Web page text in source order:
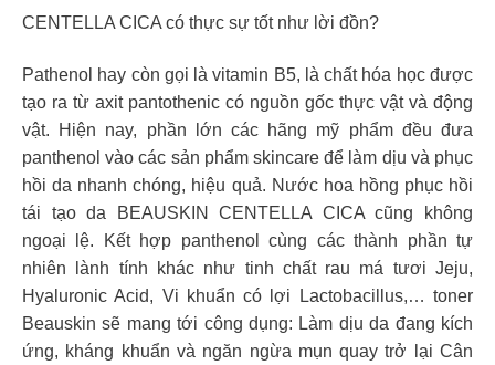
CENTELLA CICA có thực sự tốt như lời đồn?
Pathenol hay còn gọi là vitamin B5, là chất hóa học được
tạo ra từ axit pantothenic có nguồn gốc thực vật và động
vật. Hiện nay, phần lớn các hãng mỹ phẩm đều đưa
panthenol vào các sản phẩm skincare để làm dịu và phục
hồi da nhanh chóng, hiệu quả. Nước hoa hồng phục hồi
tái tạo da BEAUSKIN CENTELLA CICA cũng không
ngoại lệ. Kết hợp panthenol cùng các thành phần tự
nhiên lành tính khác như tinh chất rau má tươi Jeju,
Hyaluronic Acid, Vi khuẩn có lợi Lactobacillus,… toner
Beauskin sẽ mang tới công dụng: Làm dịu da đang kích
ứng, kháng khuẩn và ngăn ngừa mụn quay trở lại Cân